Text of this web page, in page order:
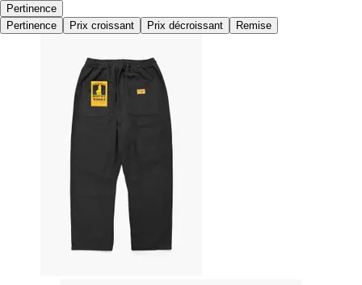
Pertinence
Pertinence
Prix croissant Prix décroissant Remise